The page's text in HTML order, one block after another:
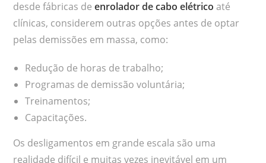
desde fábricas deenrolador de cabo elétrico até
clínicas, considerem outras opções antes de optar
pelas demissões em massa, como:
Redução de horas de trabalho;
Programas de demissão voluntária;
Treinamentos;
Capacitações.
Os desligamentos em grande escala são uma
realidade difícil e muitas vezes inevitável em um